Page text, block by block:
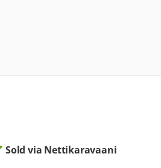
Sold via Nettikaravaani